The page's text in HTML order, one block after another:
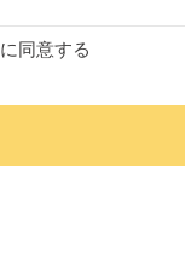
に同意する